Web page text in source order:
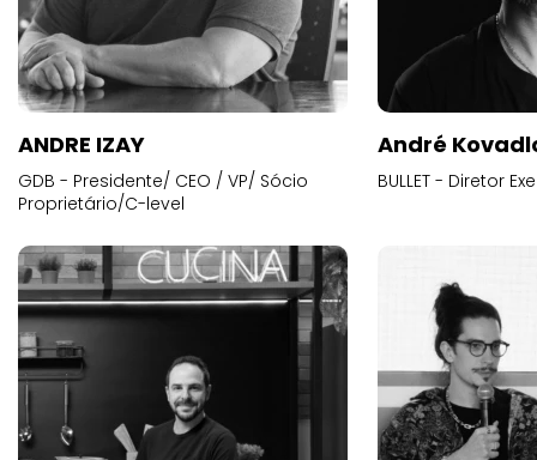
ANDRE IZAY
GDB - Presidente/ CEO / VP/ Sócio
Proprietário/C-level
André
BULLET - Diretor